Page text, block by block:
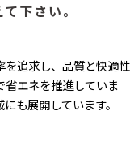
下さい。
を追求し、品質と快適性
エネを推進していま
も展開しています。